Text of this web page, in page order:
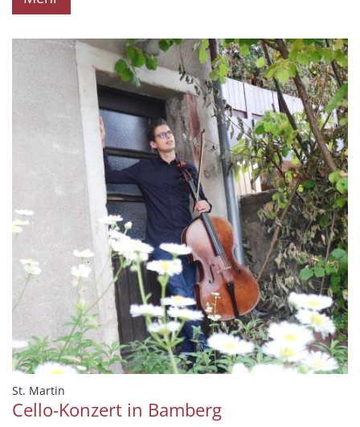
St. Martin
Cello-Konzert in Bamberg